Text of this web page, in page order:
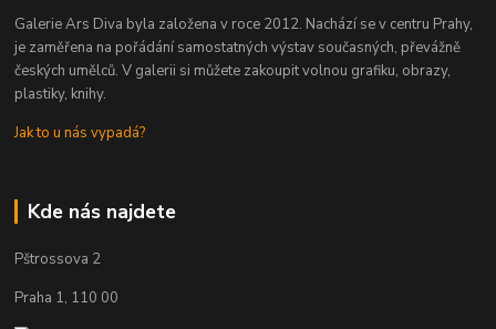
Galerie Ars Diva byla založena v roce 2012. Nachází se v centru Prahy,
je zaměřena na pořádání samostatných výstav současných, převážně
českých umělců. V galerii si můžete zakoupit volnou grafiku, obrazy,
plastiky, knihy.
Jak to u nás vypadá?
Kde nás najdete
Pštrossova 2
Praha 1, 110 00